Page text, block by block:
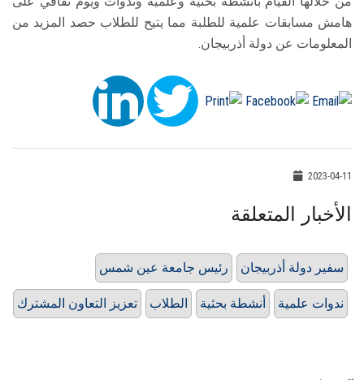
هامش مسابقات علمية للطلبة مما يتيح للطلاب حصد المزيد من
المعلومات عن دولة أذربيجان.
2023-04-11
الأخبار المتعلقة
رئيس جامعة عين شمس سفير دولة أذربيجان
تعزيز التعاون المشترك الطلاب أنشطة بحثية ندوات علمية